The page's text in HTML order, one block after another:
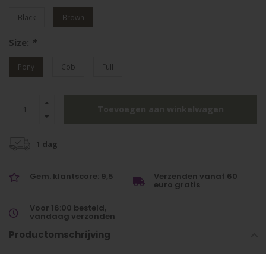
Black Brown
Size: *
Pony Cob Full
1 dag
Gem. klantscore: 9,5 Verzenden vanaf 60
euro gratis
Voor 16:00 besteld,
vandaag verzonden
Productomschrijving